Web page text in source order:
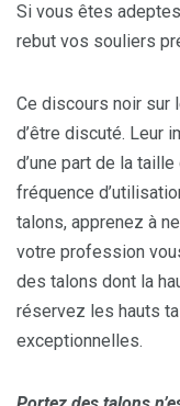
Si vous êtes
rebut vos souliers
Ce discours noir sur
d’être discuté. Leur
d’une part de la
fréquence
talons, apprenez à
votre profession
des talons dont la
réservez les hauts
exceptionnelles.